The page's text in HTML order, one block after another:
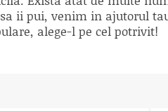
ii pui, venim in ajutorul
alege-l pe cel potrivit!